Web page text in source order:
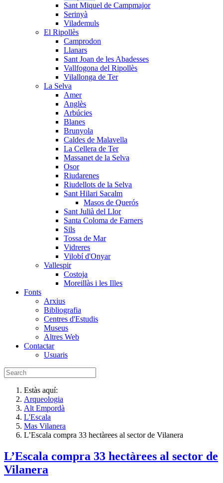
Sant Miquel de Campmajor
Serinyà
Vilademuls
El Ripollès
Camprodon
Llanars
Sant Joan de les Abadesses
Vallfogona del Ripollès
Vilallonga de Ter
La Selva
Amer
Anglès
Arbúcies
Blanes
Brunyola
Caldes de Malavella
La Cellera de Ter
Massanet de la Selva
Osor
Riudarenes
Riudellots de la Selva
Sant Hilari Sacalm
Masos de Querós
Sant Julià del Llor
Santa Coloma de Farners
Sils
Tossa de Mar
Vidreres
Vilobí d'Onyar
Vallespir
Costoja
Moreillàs i les Illes
Fonts
Arxius
Bibliografia
Centres d'Estudis
Museus
Altres Web
Contactar
Usuaris
Estàs aquí:
Arqueologia
Alt Empordà
L'Escala
Mas Vilanera
L’Escala compra 33 hectàrees al sector de Vilanera
L’Escala compra 33 hectàrees al sector de
Vilanera